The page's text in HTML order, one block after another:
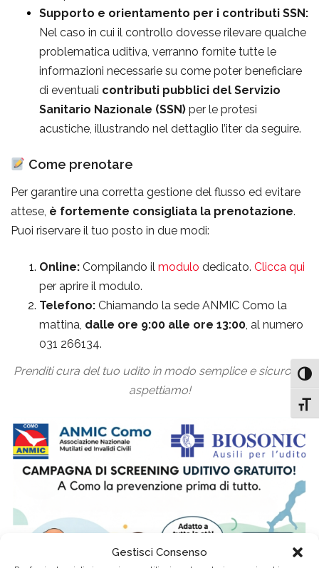
Gestisci Consenso
Supporto e orientamento per i contributi SSN:
Nel caso in cui il controllo dovesse rilevare qualche
problematica uditiva, verranno fornite tutte le
informazioni necessarie su come poter beneficiare
di eventuali contributi pubblici del Servizio
Sanitario Nazionale (SSN) per le protesi
acustiche, illustrando nel dettaglio l’iter da seguire.
Come prenotare
Per garantire una corretta gestione del flusso ed evitare
attese, è fortemente consigliata la prenotazione.
Puoi riservare il tuo posto in due modi:
Online: Compilando il modulo dedicato. Clicca qui
per aprire il modulo.
Telefono: Chiamando la sede ANMIC Como la
mattina, dalle ore 9:00 alle ore 13:00 , al numero
031 266134.
Prenditi cura del tuo udito in modo semplice e sicuro. Ti
aspettiamo!